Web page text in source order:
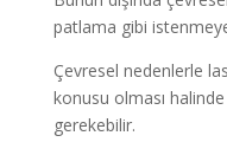
patlama gibi
Çevresel nedenlerle
konusu olması
gerekebilir.